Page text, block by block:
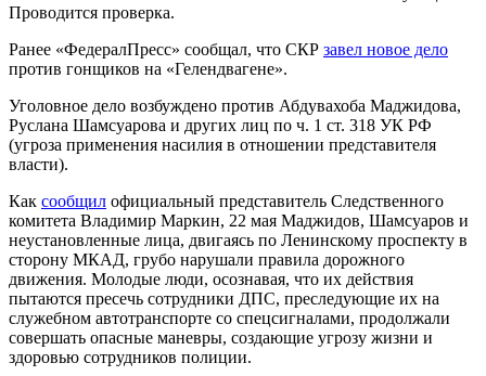
Проводится проверка.
Ранее «ФедералПресс» сообщал, что СКР завел новое дело
против гонщиков на «Гелендвагене».
Уголовное дело возбуждено против Абдувахоба Маджидова,
Руслана Шамсуарова и других лиц по ч. 1 ст. 318 УК РФ
(угроза применения насилия в отношении представителя
власти).
Как сообщил официальный представитель Следственного
комитета Владимир Маркин, 22 мая Маджидов, Шамсуаров и
неустановленные лица, двигаясь по Ленинскому проспекту в
сторону МКАД, грубо нарушали правила дорожного
движения. Молодые люди, осознавая, что их действия
пытаются пресечь сотрудники ДПС, преследующие их на
служебном автотранспорте со спецсигналами, продолжали
совершать опасные маневры, создающие угрозу жизни и
здоровью сотрудников полиции.